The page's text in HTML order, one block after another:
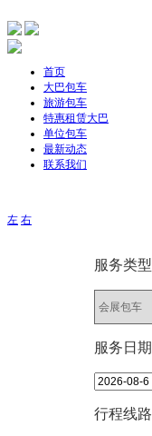
首页
大巴包车
旅游包车
特惠租赁大巴
单位包车
最新动态
联系我们
左 右
服务类型
服务日期
行程线路